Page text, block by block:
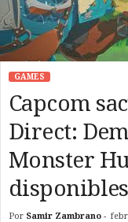
GAMES
​Capcom
Direct:
Monster
disponibles
Por Samir Zambrano -